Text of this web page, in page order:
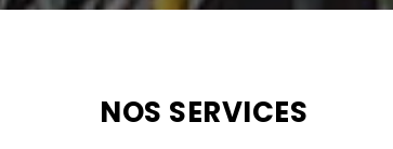
NOS SERVICES